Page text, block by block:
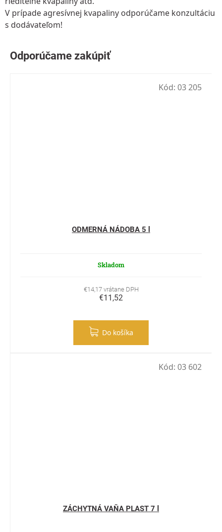
V prípade agresívnej kvapaliny odporúčame konzultáciu
s dodávateľom!
ODMERNÁ NÁDOBA 5 l
Skladom
€14,17 vrátane DPH
€11,52
Do košíka
Kód: 03 205
ZÁCHYTNÁ VAŇA PLAST 7 l
Kód: 03 602